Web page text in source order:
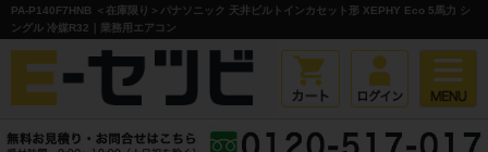
PA-P140F7HNB ＜在庫限り＞パナソニック 天井ビルトインカセット形 XEPHY Eco 5馬力 シ
ングル 冷媒R32｜業務用エアコン